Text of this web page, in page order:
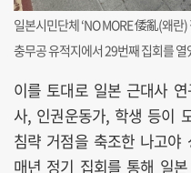
일본시민단체 ‘NO MORE 倭亂(왜란
충무공 유적지에서 29번째 집회를
이를 토대로 일본 근대사
사, 인권운동가, 학생 등이
침략 거점을 축조한 나고야
매년 정기 집회를 통해 일